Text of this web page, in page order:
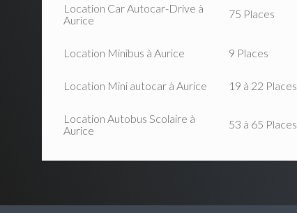
Location Car Autocar-Drive à
Aurice
75 Places
Location Minibus à Aurice 9 Places
Location Mini autocar à Aurice 19 à 22 Places
Location Autobus Scolaire à
Aurice
53 à 65 Places